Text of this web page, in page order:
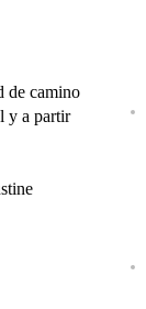
de camino
y a partir